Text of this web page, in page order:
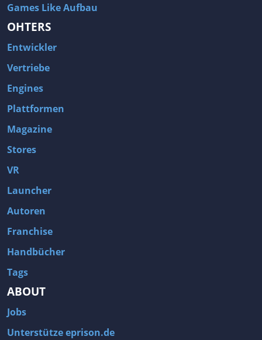
Games Like Aufbau
OHTERS
Entwickler
Vertriebe
Engines
Plattformen
Magazine
Stores
VR
Launcher
Autoren
Franchise
Handbücher
Tags
ABOUT
Jobs
Unterstütze eprison.de